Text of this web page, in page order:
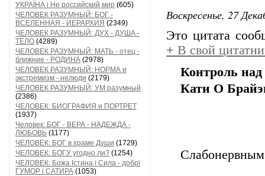
УКРАЇНА і Не российский мир (605)
ЧЕЛОВЕК РАЗУМНЫЙ: БОГ -
ВСЕЛЕННАЯ - ИЕРАРХИЯ (2349)
ЧЕЛОВЕК РАЗУМНЫЙ: ДУХ - ДУША -
ТЕЛО (4289)
ЧЕЛОВЕК РАЗУМНЫЙ: МАТЬ - отец -
ближние - РОДИНА (2978)
ЧЕЛОВЕК РАЗУМНЫЙ: НОРМА и
экстремизм - нелюди (2179)
ЧЕЛОВЕК РАЗУМНЫЙ: УМ разумный
(2386)
ЧЕЛОВЕК: БИОГРАФИЯ и ПОРТРЕТ
(1937)
Человек: БОГ - ВЕРА - НАДЕЖДА -
ЛЮБОВЬ (1177)
ЧЕЛОВЕК: БОГ в храме Души (1729)
ЧЕЛОВЕК: БОГУ угодно ли? (1254)
ЧЕЛОВЕК: Божа Істина і Сила - добрі
ГУМОР і САТИРА (1053)
Воскресенье, 27
Это цитата
+ В свой
Контроль
Кати О